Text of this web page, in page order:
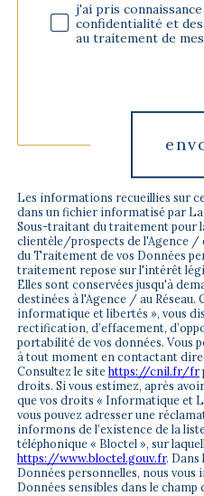
j'ai pris
confidentialité et
au traitement de
Les informations recueillies sur
dans un fichier informatisé par
Sous-traitant du traitement pour
clientèle/prospects de l'Agence /
du Traitement de vos Données
traitement repose sur l'intérêt
Elles sont conservées jusqu'à
destinées à l'Agence / au
informatique et libertés », vous
rectification, d’effacement,
portabilité de vos données. Vous
à tout moment en contactant
Consultez le sitehttps://cnil.fr/fr
droits. Si vous estimez, après
que vos droits « Informatique et
vous pouvez adresser une
informons de l’existence de la
téléphonique « Bloctel », sur
https://www.bloctel.gouv.fr. Dans
Données personnelles, nous
Données sensibles dans le champ